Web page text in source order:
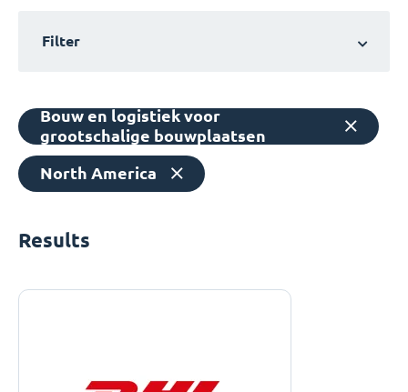
Filter
Bouw en logistiek voor
grootschalige bouwplaatsen
North America
Results